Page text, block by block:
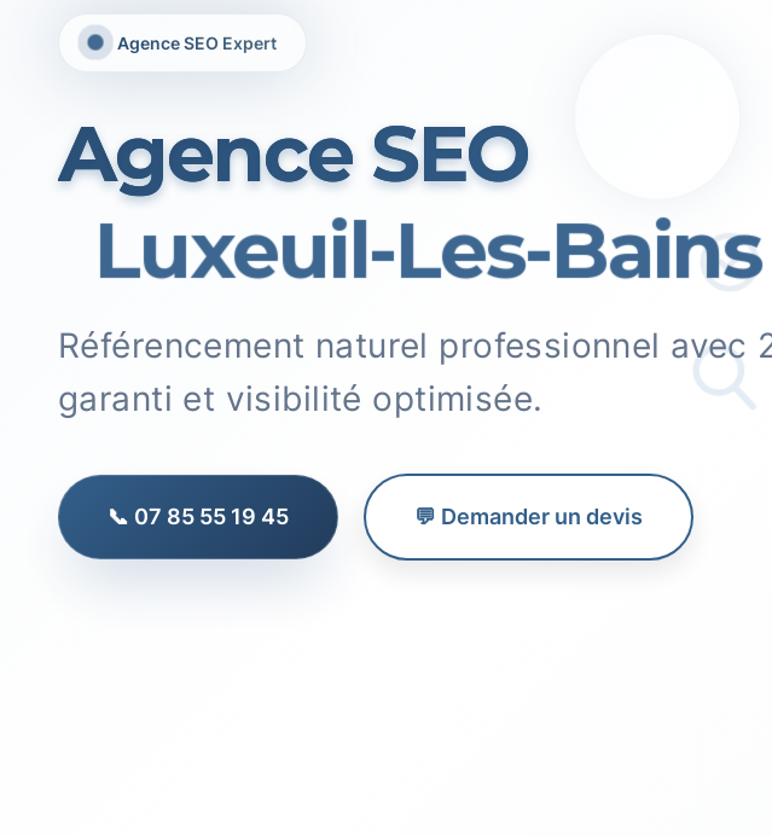
Agence SEO Expert
Agence SEO
Luxeuil-Les-Bains
Référencement naturel professionnel
garanti et visibilité optimisée.
📞 07 85 55 19 45 💬 Demander un devis